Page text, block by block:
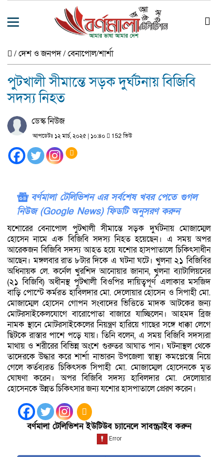
/দেশ ও জনপদ/বেনাপোল/শার্শা
পুটখালী সীমান্তে সড়ক দুর্ঘটনায় বিজিবি
সদস্য নিহত
ডেস্ক নিউজ
আপডেটঃ ১২ মার্চ, ২০২৫ | ১০:৪০ 152 ভিউ
বর্ণমালা টেলিভিশন এর সর্বশেষ খবর পেতে গুগল
নিউজ (Google News) ফিডটি অনুসরণ করুন
যশোরের বেনাপোল পুটখালী সীমান্তে সড়ক দুর্ঘটনায় মোজাম্মেল
হোসেন নামে এক বিজিবি সদস্য নিহত হয়েছেন। এ সময় অপর
আরেকজন বিজিবি সদস্য আহত হয়ে যশোর হাসপাতালে চিকিৎসাধীন
আছেন। মঙ্গলবার রাত ৮টার দিকে এ ঘটনা ঘটে। খুলনা ২১ বিজিবির
অধিনায়ক লে. কর্নেল খুরশিদ আনোয়ার জানান, খুলনা ব্যাটালিয়নের
(২১ বিজিবি) অধীনস্থ পুটখালী বিওপির দায়িত্বপূর্ণ এলাকার মসজিদ
বাড়ি পোস্টে কর্মরত হাবিলদার মো. দেলোয়ার হোসেন ও সিপাহী মো.
মোজাম্মেল হোসেন গোপন সংবাদের ভিত্তিতে মাদক আটকের জন্য
মোটরসাইকেলযোগে বারোপোতা বাজারে যাচ্ছিলেন। আহমদ ব্রিজ
নামক স্থানে মোটরসাইকেলের নিয়ন্ত্রণ হারিয়ে গাছের সঙ্গে ধাক্কা লেগে
ছিটকে রাস্তার পাশে পড়ে যায়। তিনি বলেন, এ সময় বিজিবি সদস্যরা
মাথায় ও শরীরের বিভিন্ন অংশে গুরুতর আঘাত পান। ঘটনাস্থল থেকে
তাদেরকে উদ্ধার করে শার্শা নাভারন উপজেলা স্বাস্থ্য কমপ্লেক্সে নিয়ে
গেলে কর্তব্যরত চিকিৎসক সিপাহী মো. মোজাম্মেল হোসেনকে মৃত
ঘোষণা করেন। অপর বিজিবি সদস্য হাবিলদার মো. দেলোয়ার
হোসেনকে উন্নত চিকিৎসার জন্য যশোর হাসপাতালে প্রেরণ করেন।
বর্ণমালা টেলিভিশন ইউটিউব চ্যানেলে সাবস্ক্রাইব করুন